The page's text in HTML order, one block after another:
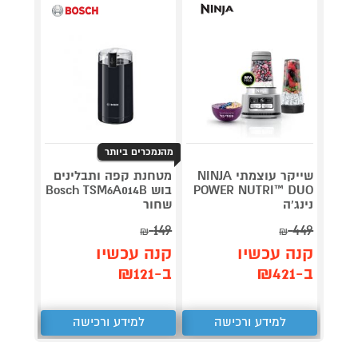
שייקר עוצמתי NINJA
POWER NUTRI™ DUO
נינג'ה
449
₪
קנה עכשיו
ב-₪421
למידע ורכישה
מהנמכרים ביותר
מטחנת קפה ותבלינים
בוש Bosch TSM6A014B
שחור
149
₪
קנה עכשיו
ב-₪121
למידע ורכישה